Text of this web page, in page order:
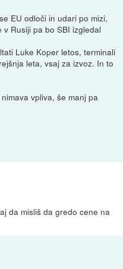
EU odloči in udari po mizi,
Rusiji pa bo SBI izgledal
Luke Koper letos, terminali
leta, vsaj za izvoz. In to
vpliva, še manj pa
da misliš da gredo cene na